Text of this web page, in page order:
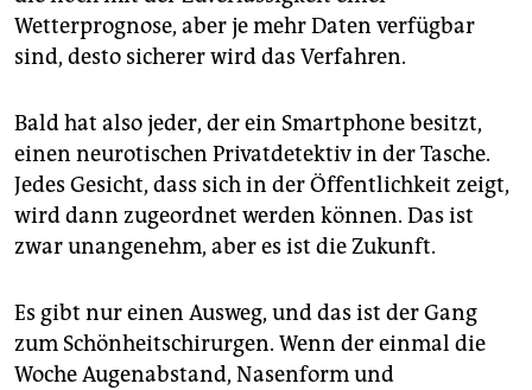
Wetterprognose, aber je mehr Daten verfügbar
sind, desto sicherer wird das Verfahren.
Bald hat also jeder, der ein Smartphone besitzt,
einen neurotischen Privatdetektiv in der Tasche.
Jedes Gesicht, dass sich in der Öffentlichkeit zeigt,
wird dann zugeordnet werden können. Das ist
zwar unangenehm, aber es ist die Zukunft.
Es gibt nur einen Ausweg, und das ist der Gang
zum Schönheitschirurgen. Wenn der einmal die
Woche Augenabstand, Nasenform und